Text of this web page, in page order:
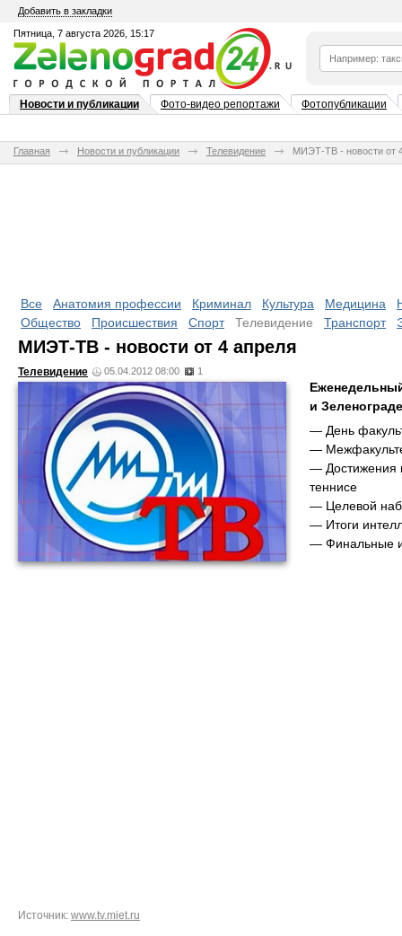
Добавить в закладки
Пятница, 7 августа 2026, 15:17
Новости и публикации Фото-видео репортажи Фотопубликации
Главная Новости и публикации Телевидение МИЭТ-ТВ - новости от
Все Анатомия профессии Криминал Культура Медицина
Общество
Происшествия Спорт Телевидение Транспорт
МИЭТ-ТВ - новости от 4 апреля
Телевидение 05.04.2012 08:00 1
и
— День
—
— Достижения
теннисе
— Целевой
— Итоги
— Финальные
Источник: www.tv.miet.ru